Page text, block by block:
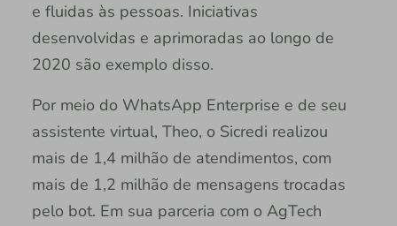
e fluidas às pessoas. Iniciativas
desenvolvidas e aprimoradas ao longo de
2020 são exemplo disso.
Por meio do WhatsApp Enterprise e de seu
assistente virtual, Theo, o Sicredi realizou
mais de 1,4 milhão de atendimentos, com
mais de 1,2 milhão de mensagens trocadas
pelo bot. Em sua parceria com o AgTech